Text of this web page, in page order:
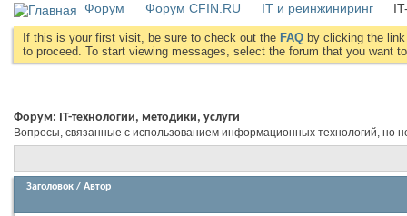
Форум Форум CFIN.RU IT и реинжиниринг
If this is your first visit, be sure to check out the FAQ by clicking the
to proceed. To start viewing messages, select the forum that you want
Форум: IT-технологии, методики, услуги
Вопросы, связанные с использованием информационных технологий, но
Заголовок / Автор